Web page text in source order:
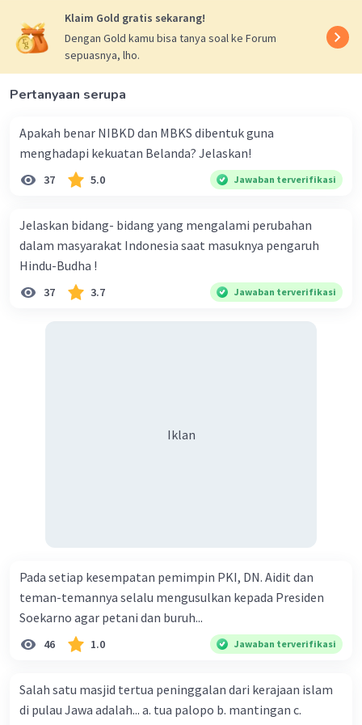
Klaim Gold gratis sekarang!
Dengan Gold kamu bisa tanya soal ke Forum
sepuasnya, lho.
Pertanyaan serupa
Apakah benar NIBKD dan MBKS dibentuk guna
menghadapi kekuatan Belanda? Jelaskan!
37 5.0 Jawaban terverifikasi
Jelaskan bidang- bidang yang mengalami perubahan
dalam masyarakat Indonesia saat masuknya pengaruh
Hindu-Budha !
37 3.7 Jawaban terverifikasi
Iklan
Pada setiap kesempatan pemimpin PKI, DN. Aidit dan
teman-temannya selalu mengusulkan kepada Presiden
Soekarno agar petani dan buruh...
46 1.0 Jawaban terverifikasi
Salah satu masjid tertua peninggalan dari kerajaan islam
di pulau Jawa adalah... a. tua palopo b. mantingan c.